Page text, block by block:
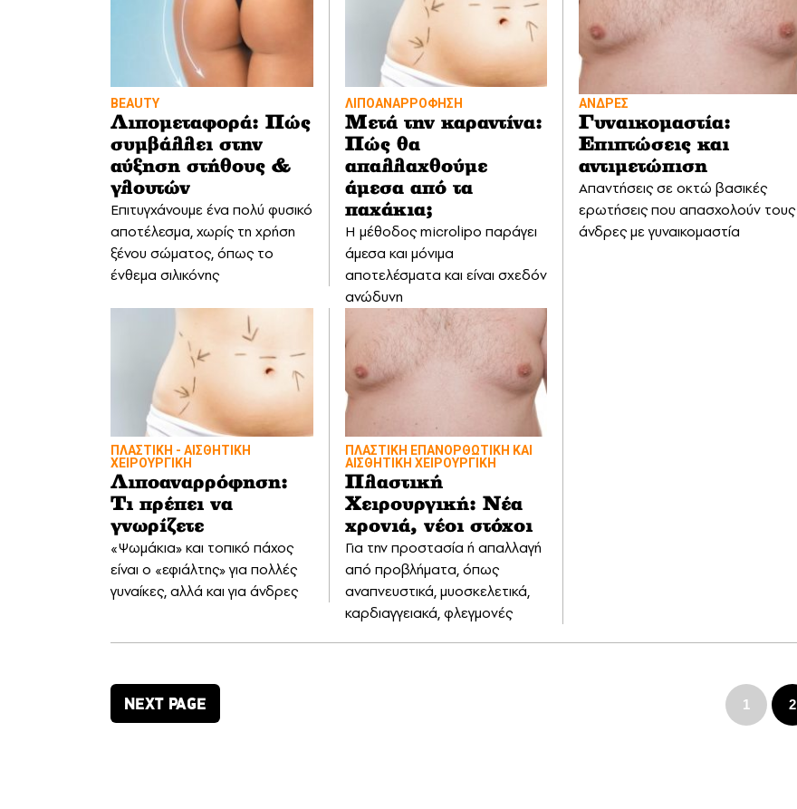
BEAUTY
Λιπομεταφορά: Πώς
συμβάλλει στην
αύξηση στήθους &
γλουτών
Επιτυγχάνουμε ένα πολύ φυσικό
αποτέλεσμα, χωρίς τη χρήση
ξένου σώματος, όπως το
ένθεμα σιλικόνης
ΛΙΠΟΑΝΑΡΡΟΦΗΣΗ
Μετά την καραντίνα:
Πώς θα
απαλλαχθούμε
άμεσα από τα
παχάκια;
Η μέθοδος microlipo παράγει
άμεσα και μόνιμα
αποτελέσματα και είναι σχεδόν
ανώδυνη
ΑΝΔΡΕΣ
Γυναικομαστία:
Επιπτώσεις και
αντιμετώπιση
Απαντήσεις σε οκτώ βασικές
ερωτήσεις που απασχολούν τους
άνδρες με γυναικομαστία
ΠΛΑΣΤΙΚΗ - ΑΙΣΘΗΤΙΚΗ
ΧΕΙΡΟΥΡΓΙΚΗ
Λιποαναρρόφηση:
Τι πρέπει να
γνωρίζετε
«Ψωμάκια» και τοπικό πάχος
είναι ο «εφιάλτης» για πολλές
γυναίκες, αλλά και για άνδρες
ΠΛΑΣΤΙΚΗ ΕΠΑΝΟΡΘΩΤΙΚΗ ΚΑΙ
ΑΙΣΘΗΤΙΚΗ ΧΕΙΡΟΥΡΓΙΚΗ
Πλαστική
Χειρουργική: Νέα
χρονιά, νέοι στόχοι
Για την προστασία ή απαλλαγή
από προβλήματα, όπως
αναπνευστικά, μυοσκελετικά,
καρδιαγγειακά, φλεγμονές
NEXT PAGE 1 2